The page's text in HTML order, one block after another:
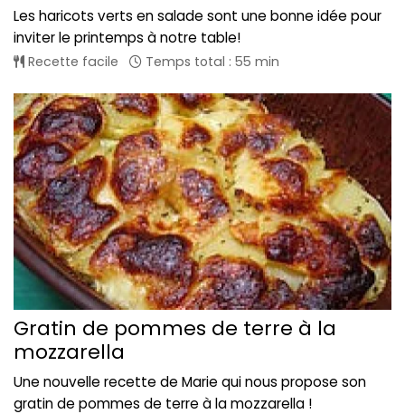
Les haricots verts en salade sont une bonne idée pour
inviter le printemps à notre table!
Recette facile Temps total : 55 min
Gratin de pommes de terre à la
mozzarella
Une nouvelle recette de Marie qui nous propose son
gratin de pommes de terre à la mozzarella !